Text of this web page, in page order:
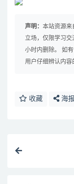
声明： 本站资源来
立场，仅限学习
小时内删除。 如
用户仔细辨认内容
收藏 海报